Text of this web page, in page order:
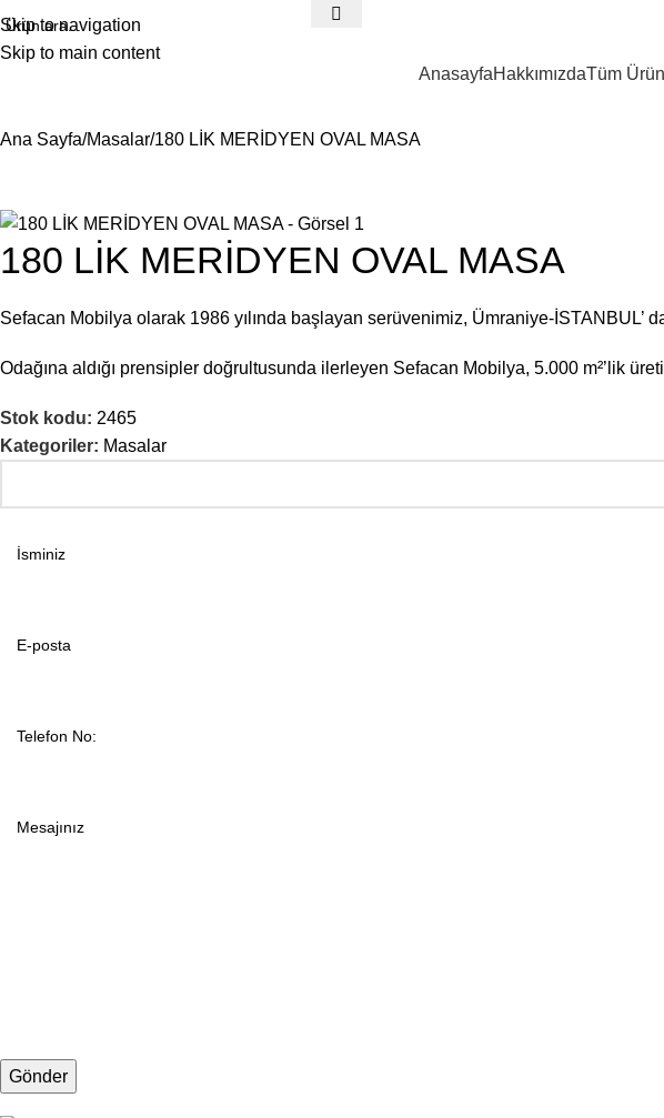
Skip to navigation
Skip to main content
AnasayfaHakkımızdaTüm
Ana Sayfa Masalar 180 LİK MERİDYEN OVAL MASA
180 LİK MERİDYEN OVAL MASA
Sefacan Mobilya olarak 1986 yılında başlayan serüvenimiz, Ümraniye-İSTANBUL’
Odağına aldığı prensipler doğrultusunda ilerleyen Sefacan Mobilya, 5.000 m²’lik
Stok kodu: 2465
Kategoriler: Masalar